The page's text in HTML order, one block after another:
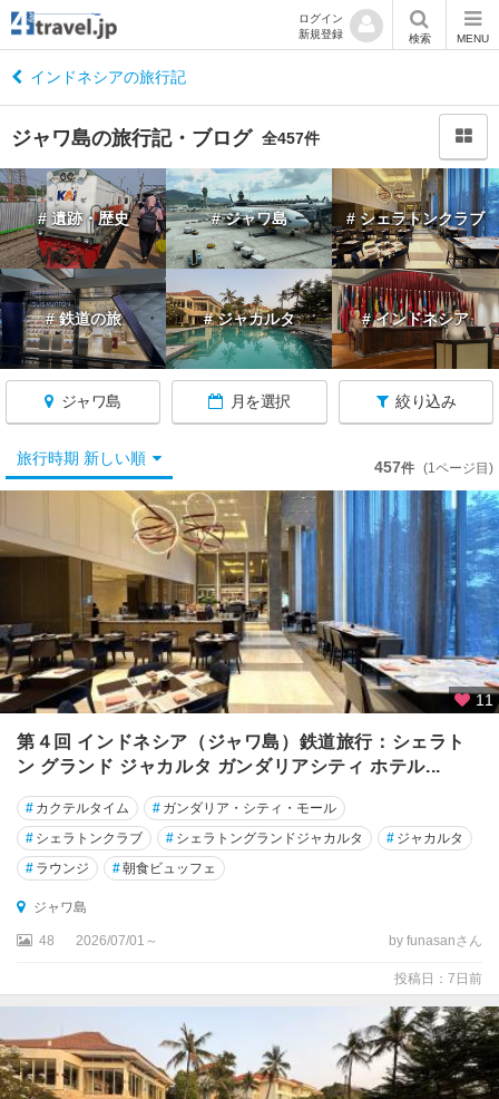
ログイン
新規登録
検索 MENU
インドネシアの旅行記
ジャワ島の旅行記・ブログ 全457件
# 遺跡・歴史 # ジャワ島 # シェラトンクラブ
# 鉄道の旅 # ジャカルタ # インドネシア
ジャワ島 月を選択 絞り込み
イ
ン
ド
ネ
シ
ア
へ
戻
★
ジ
ル
ジ
ャ
ワ
島
★
ョ
グ
ジ
ャ
カ
タ
★
リ
島
旅行時期 新しい順 457件 (1ページ目)
11
第４回 インドネシア（ジャワ島）鉄道旅行：シェラト
ン グランド ジャカルタ ガンダリアシティ ホテル...
# カクテルタイム # ガンダリア・シティ・モール
# シェラトンクラブ # シェラトングランドジャカルタ # ジャカルタ
# ラウンジ #朝食ビュッフェ
ジャワ島
48 2026/07/01～ by funasanさん
投稿日：7日前